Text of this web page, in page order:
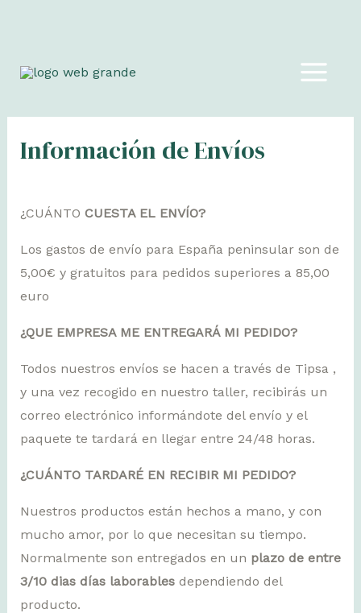
MAIN
MENU
Información de Envíos
¿CUÁNTO CUESTA EL ENVÍO?
Los gastos de envío para España peninsular son de
5,00€ y gratuitos para pedidos superiores a 85,00
euro
¿QUE EMPRESA ME ENTREGARÁ MI PEDIDO?
Todos nuestros envíos se hacen a través de Tipsa ,
y una vez recogido en nuestro taller, recibirás un
correo electrónico informándote del envío y el
paquete te tardará en llegar entre 24/48 horas.
¿CUÁNTO TARDARÉ EN RECIBIR MI PEDIDO?
Nuestros productos están hechos a mano, y con
mucho amor, por lo que necesitan su tiempo.
Normalmente son entregados en un plazo de entre
3/10 dias días laborablesdependiendo del
producto.